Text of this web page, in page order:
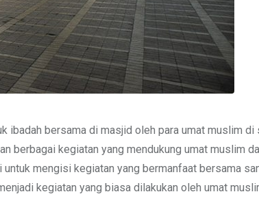
ibadah bersama di masjid oleh para umat muslim di
berbagai kegiatan yang mendukung umat muslim
mengisi kegiatan yang bermanfaat bersama
kegiatan yang biasa dilakukan oleh umat